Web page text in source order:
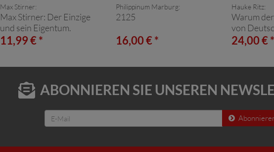
Max Stirner:
Max Stirner: Der Einzige
und sein Eigentum.
Vollständige Neuausgabe.
11,99 € *
Philippinum Marburg:
2125
16,00 € *
Hauke Ritz:
Warum
von
24,00 € *
ABONNIEREN SIE UNSEREN